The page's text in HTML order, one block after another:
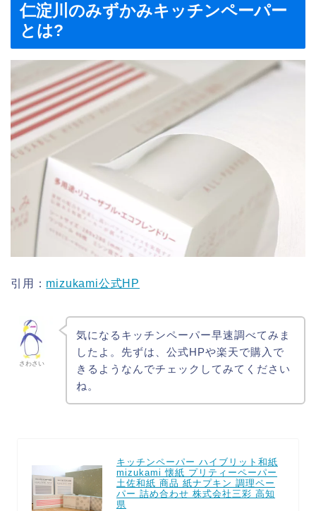
仁淀川のみずかみキッチンペーパー
とは?
引用： mizukami公式HP
さわさい
気になるキッチンペーパー早速調べてみま
したよ。先ずは、公式HPや楽天で購入で
きるようなんでチェックしてみてください
ね。
キッチンペーパー ハイブリット和紙
mizukami 懐紙 プリティーペーパー
土佐和紙 商品 紙ナプキン 調理ペー
パー 詰め合わせ 株式会社三彩 高知
県